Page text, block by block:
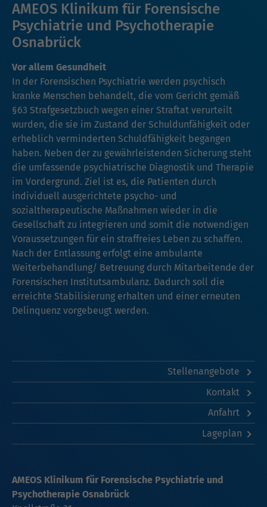
AMEOS Klinikum für Forensische
Psychiatrie und Psychotherapie
Osnabrück
Vor allem Gesundheit
In der Forensischen Psychiatrie werden psychisch
kranke Menschen behandelt, die vom Gericht gemäß
§63 Strafgesetzbuch wegen einer Straftat verurteilt
wurden, die sie im Zustand der Schuldunfähigkeit oder
erheblich verminderten Schuldfähigkeit begangen
haben. Neben der zu gewährleistenden Sicherung steht
die umfassende psychiatrische Diagnostik und Therapie
im Vordergrund. Ziel ist es, die Patienten durch
individuell ausgerichtete psycho- und
sozialtherapeutische Maßnahmen wieder in die
Gesellschaft zu integrieren und somit die notwendigen
Voraussetzungen für ein straffreies Leben zu schaffen.
Nach der Entlassung erfolgt eine ambulante
Weiterbehandlung/ Betreuung durch Mitarbeitende der
Forensischen Institutsambulanz. Dadurch soll die
erreichte Stabilisierung erhalten und einer erneuten
Delinquenz vorgebeugt werden.
Stellenangebote
Kontakt
Anfahrt
Lageplan
AMEOS Klinikum für Forensische Psychiatrie und
Psychotherapie Osnabrück